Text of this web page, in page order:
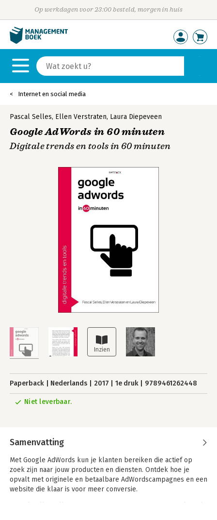
Op werkdagen voor 23:00 besteld, morgen in huis
Internet en social media
Pascal Selles, Ellen Verstraten, Laura Diepeveen
Google AdWords in 60 minuten
Digitale trends en tools in 60 minuten
Paperback Nederlands 2017 1e druk 9789461262448
Niet leverbaar.
Samenvatting
Met Google AdWords kun je klanten bereiken die actief op
zoek zijn naar jouw producten en diensten. Ontdek hoe je
opvalt met originele en betaalbare AdWordscampagnes en een
website die klaar is voor meer conversie.